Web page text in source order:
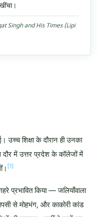
Singh and His Times (Lipi
उच्च शिक्षा के दौरान ही उनका
दौर में उत्तर प्रदेश के कॉलेजों में
[1]
प्रभावित किया — जलियाँवाला
से मोहभंग, और काकोरी कांड